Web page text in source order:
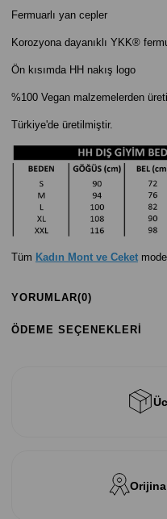
Fermuarlı yan cepler
Korozyona dayanıklı YKK®
Ön kısımda HH nakış logo
%100 Vegan malzemelerden
Türkiye'de üretilmiştir.
Tüm Kadın Mont ve Ceket
YORUMLAR(0)
ÖDEME SEÇENEKLERI